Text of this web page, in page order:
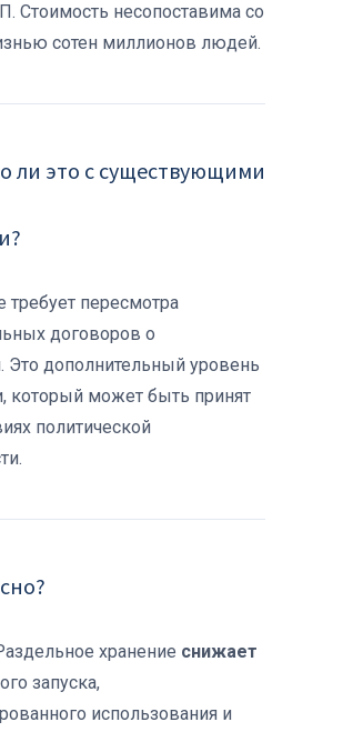
Стоимость несопоставима со
сотен миллионов людей.
ли это с существующими
требует пересмотра
договоров о
Это дополнительный уровень
который может быть принят
политической
хранение снижает
запуска,
использования и